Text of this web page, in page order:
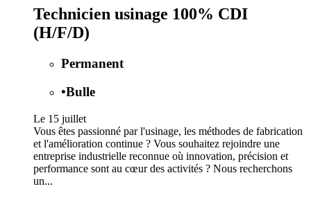
Technicien usinage 100% CDI
(H/F/D)
Permanent
•Bulle
Le 15 juillet
Vous êtes passionné par l'usinage, les méthodes de fabrication
et l'amélioration continue ? Vous souhaitez rejoindre une
entreprise industrielle reconnue où innovation, précision et
performance sont au cœur des activités ? Nous recherchons
un...